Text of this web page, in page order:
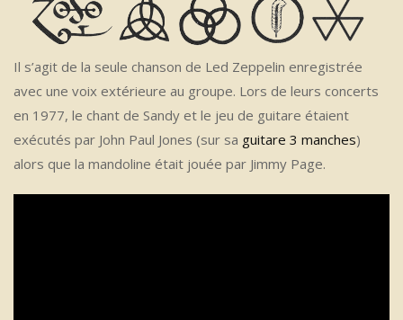
Il s’agit de la seule chanson de Led Zeppelin enregistrée
avec une voix extérieure au groupe. Lors de leurs concerts
en 1977, le chant de Sandy et le jeu de guitare étaient
exécutés par John Paul Jones (sur sa guitare 3 manches)
alors que la mandoline était jouée par Jimmy Page.